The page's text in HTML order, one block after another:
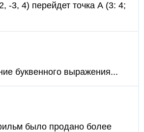
-3, 4) перейдет точка А (3: 4;
буквенного выражения​...
было продано более